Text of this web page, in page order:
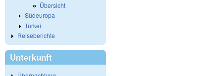
Übersicht
Südeuropa
Türkei
Reiseberichte
Unterkunft